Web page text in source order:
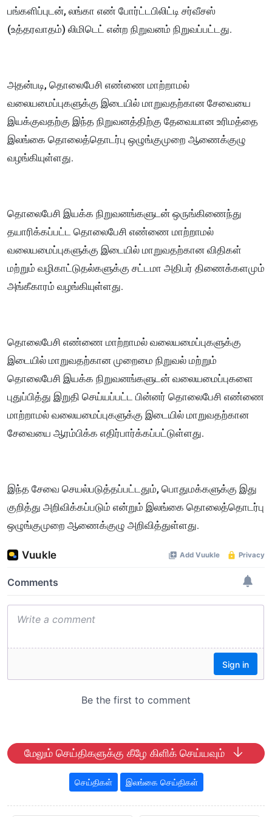
பங்களிப்புடன், லங்கா எண் போர்ட்டபிலிட்டி சர்வீசஸ்
(உத்தரவாதம்) லிமிடெட் என்ற நிறுவனம் நிறுவப்பட்டது.
அதன்படி, தொலைபேசி எண்ணை மாற்றாமல்
வலையமைப்புகளுக்கு இடையில் மாறுவதற்கான சேவையை
இயக்குவதற்கு இந்த நிறுவனத்திற்கு தேவையான உரிமத்தை
இலங்கை தொலைத்தொடர்பு ஒழுங்குமுறை ஆணைக்குழு
வழங்கியுள்ளது.
தொலைபேசி இயக்க நிறுவனங்களுடன் ஒருங்கிணைந்து
தயாரிக்கப்பட்ட தொலைபேசி எண்ணை மாற்றாமல்
வலையமைப்புகளுக்கு இடையில் மாறுவதற்கான விதிகள்
மற்றும் வழிகாட்டுதல்களுக்கு சட்டமா அதிபர் திணைக்களமும்
அங்கீகாரம் வழங்கியுள்ளது.
தொலைபேசி எண்ணை மாற்றாமல் வலையமைப்புகளுக்கு
இடையில் மாறுவதற்கான முறைமை நிறுவல் மற்றும்
தொலைபேசி இயக்க நிறுவனங்களுடன் வலையமைப்புகளை
புதுப்பித்து இறுதி செய்யப்பட்ட பின்னர் தொலைபேசி எண்ணை
மாற்றாமல் வலையமைப்புகளுக்கு இடையில் மாறுவதற்கான
சேவையை ஆரம்பிக்க எதிர்பார்க்கப்பட்டுள்ளது.
இந்த சேவை செயல்படுத்தப்பட்டதும், பொதுமக்களுக்கு இது
குறித்து அறிவிக்கப்படும் என்றும் இலங்கை தொலைத்தொடர்பு
ஒழுங்குமுறை ஆணைக்குழு அறிவித்துள்ளது.
மேலும் செய்திகளுக்கு கீழே கிளிக் செய்யவும்
செய்திகள் இலங்கை செய்திகள்